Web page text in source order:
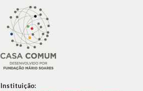
Instituição: